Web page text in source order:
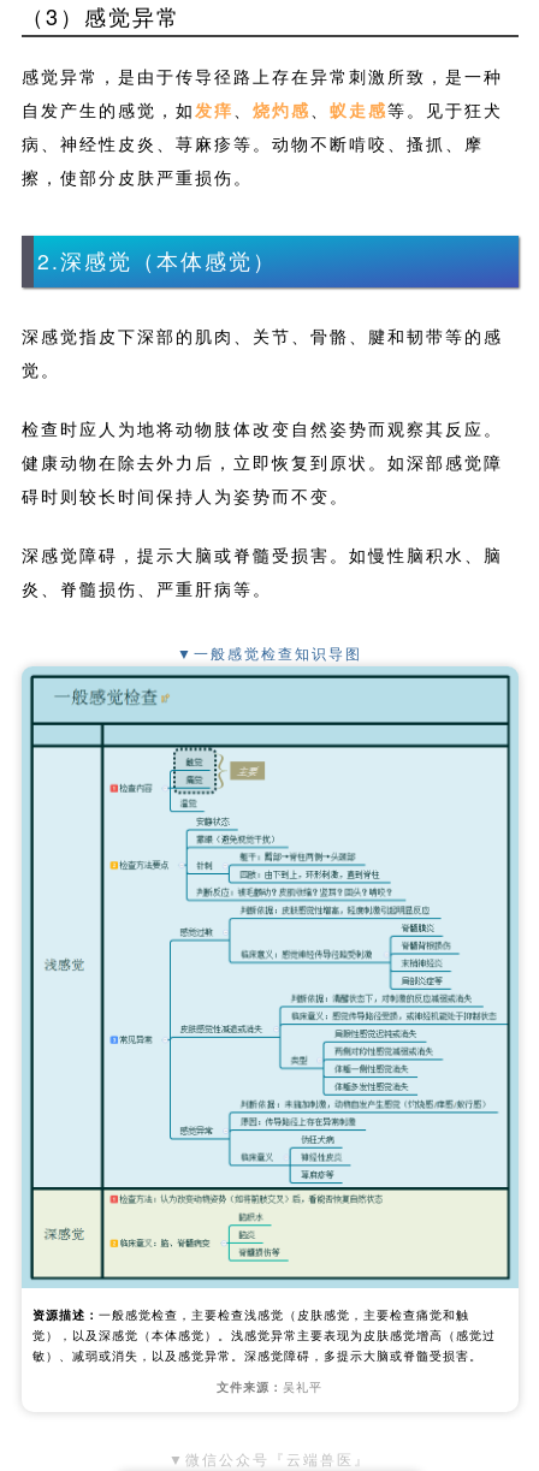
（3）感觉异常
感觉异常，是由于传导径路上存在异常刺激所致，是一种
自发产生的感觉，如 发痒 烧灼感 蚁走感等。见于狂犬
病、神经性皮炎、荨麻疹等。动物不断啃咬、搔抓、摩
擦，使部分皮肤严重损伤。
2.深感觉（本体感觉）
深感觉指皮下深部的肌肉、关节、骨骼、腱和韧带等的感
觉。
检查时应人为地将动物肢体改变自然姿势而观察其反应。
健康动物在除去外力后，立即恢复到原状。如深部感觉障
碍时则较长时间保持人为姿势而不变。
深感觉障碍，提示大脑或脊髓受损害。如慢性脑积水、脑
炎、脊髓损伤、严重肝病等。
▼一般感觉检查知识导图
资源描述：一般感觉检查，主要检查浅感觉（皮肤感觉，主要检查痛觉和触
觉），以及深感觉（本体感觉）。浅感觉异常主要表现为皮肤感觉增高（感觉过
敏）、减弱或消失，以及感觉异常。深感觉障碍，多提示大脑或脊髓受损害。
文件来源： 吴礼平
▼微信公众号『云端兽医』